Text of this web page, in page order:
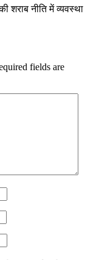
शराब नीति में व्यवस्था
fields are